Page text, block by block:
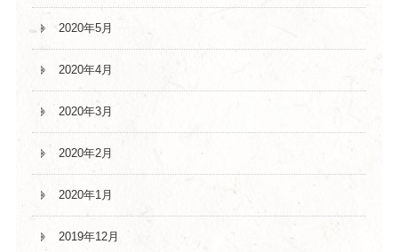
2020年5月
2020年4月
2020年3月
2020年2月
2020年1月
2019年12月